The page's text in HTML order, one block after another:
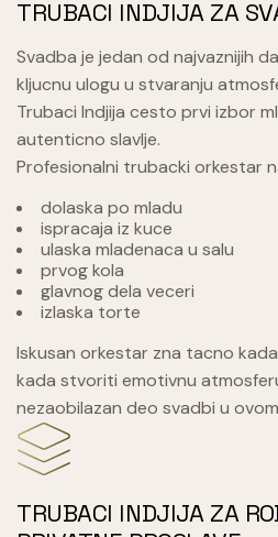
TRUBACI INDJIJA ZA
Svadba je jedan od najvaznijih
kljucnu ulogu u stvaranju
Trubaci Indjija cesto prvi izbor
autenticno slavlje.
Profesionalni trubacki orkestar
dolaska po mladu
ispracaja iz kuce
ulaska mladenaca u salu
prvog kola
glavnog dela veceri
izlaska torte
Iskusan orkestar zna tacno
kada stvoriti emotivnu
nezaobilazan deo svadbi u
TRUBACI INDJIJA ZA